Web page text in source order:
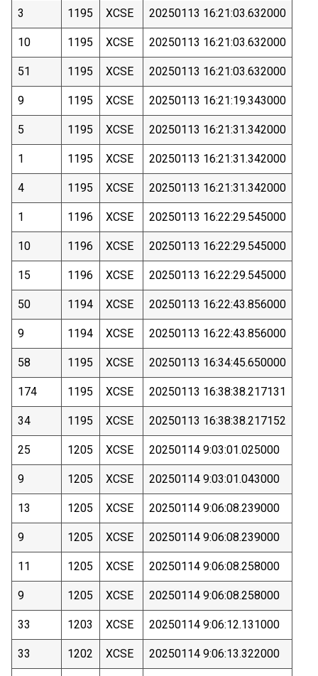
3 1195 XCSE 20250113 16:21:03.632000
10 1195 XCSE 20250113 16:21:03.632000
51 1195 XCSE 20250113 16:21:03.632000
9 1195 XCSE 20250113 16:21:19.343000
5 1195 XCSE 20250113 16:21:31.342000
1 1195 XCSE 20250113 16:21:31.342000
4 1195 XCSE 20250113 16:21:31.342000
1 1196 XCSE 20250113 16:22:29.545000
10 1196 XCSE 20250113 16:22:29.545000
15 1196 XCSE 20250113 16:22:29.545000
50 1194 XCSE 20250113 16:22:43.856000
9 1194 XCSE 20250113 16:22:43.856000
58 1195 XCSE 20250113 16:34:45.650000
174 1195 XCSE 20250113 16:38:38.217131
34 1195 XCSE 20250113 16:38:38.217152
25 1205 XCSE 20250114 9:03:01.025000
9 1205 XCSE 20250114 9:03:01.043000
13 1205 XCSE 20250114 9:06:08.239000
9 1205 XCSE 20250114 9:06:08.239000
11 1205 XCSE 20250114 9:06:08.258000
9 1205 XCSE 20250114 9:06:08.258000
33 1203 XCSE 20250114 9:06:12.131000
33 1202 XCSE 20250114 9:06:13.322000